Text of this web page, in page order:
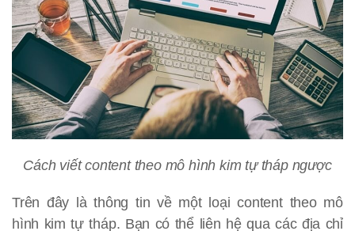
Cách viết content theo mô hình kim tự tháp ngược
Trên đây là thông tin về một loại content theo mô
hình kim tự tháp. Bạn có thể liên hệ qua các địa chỉ